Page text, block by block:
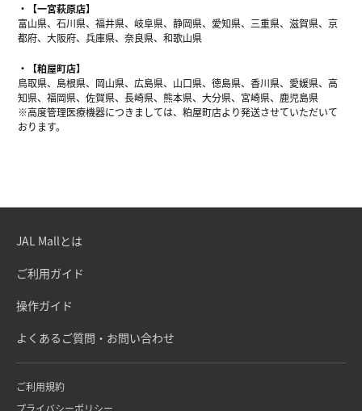
【一宮萩原店】
富山県、石川県、福井県、岐阜県、静岡県、愛知県、三重県、滋賀県、京
都府、大阪府、兵庫県、奈良県、和歌山県
【粕屋町店】
鳥取県、島根県、岡山県、広島県、山口県、徳島県、香川県、愛媛県、高
知県、福岡県、佐賀県、長崎県、熊本県、大分県、宮崎県、鹿児島県
※高度管理医療機器につきましては、粕屋町店より発送させていただいて
おります。
JAL Mallとは
ご利用ガイド
操作ガイド
よくあるご質問・お問い合わせ
ご利用規約
プライバシーポリシー